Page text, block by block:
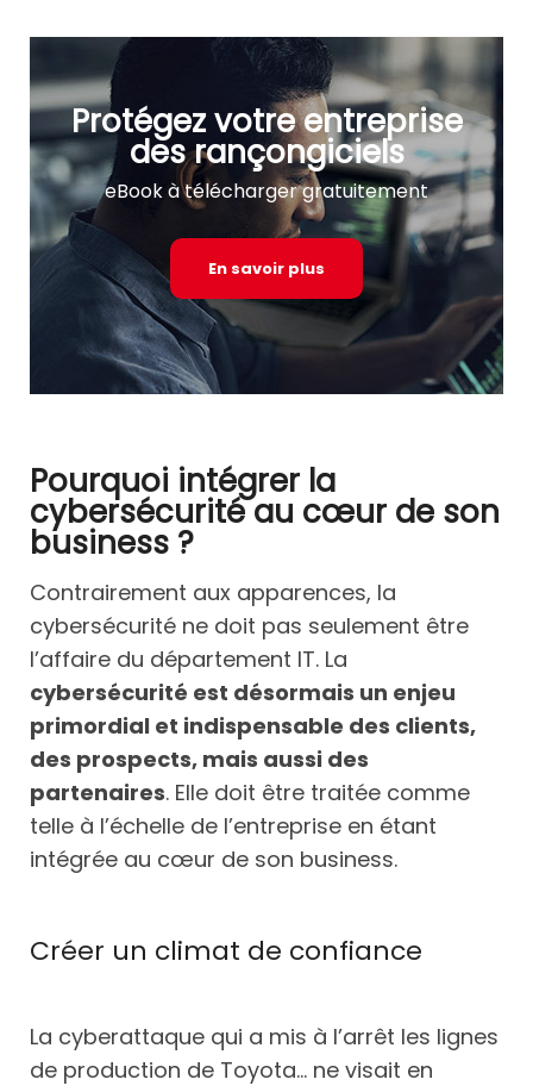
Protégez votre entreprise
des rançongiciels
eBook à télécharger gratuitement
En savoir plus
Pourquoi intégrer la
cybersécurité au cœur de son
business ?
Contrairement aux apparences, la
cybersécurité ne doit pas seulement être
l’affaire du département IT. La
cybersécurité est désormais un enjeu
primordial et indispensable des clients,
des prospects, mais aussi des
partenaires. Elle doit être traitée comme
telle à l’échelle de l’entreprise en étant
intégrée au cœur de son business.
Créer un climat de confiance
La cyberattaque qui a mis à l’arrêt les lignes
de production de Toyota… ne visait en